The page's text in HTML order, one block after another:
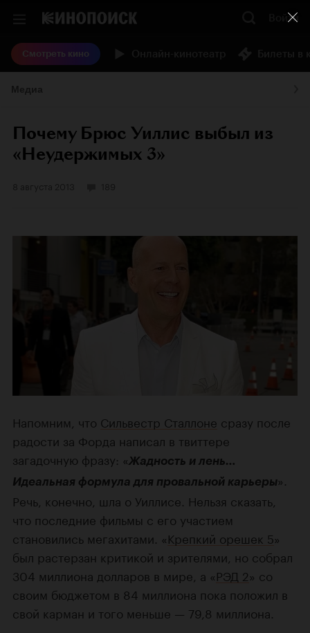
Войти
Смотреть кино
Почему Брюс Уиллис выбыл из
«Неудержимых 3»
Напомним, что Сильвестр Сталлоне сразу после
радости за Форда написал в твиттере
загадочную фразу: «Жадность и лень…
Идеальная формула для провальной карьеры».
Речь, конечно, шла о Уиллисе. Нельзя сказать,
что последние фильмы с его участием
становились мегахитами. «Крепкий орешек 5»
был растерзан критикой и зрителями, но собрал
304 миллиона долларов в мире, а «РЭД 2» со
своим бюджетом в 84 миллиона пока положил в
свой карман и того меньше — 79,8 миллиона.